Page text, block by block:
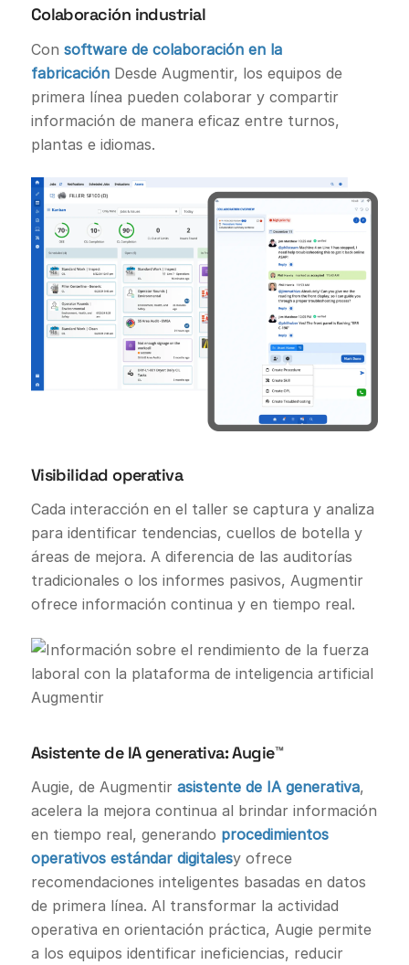
Colaboración industrial
Con software de colaboración en la
fabricaciónDesde Augmentir, los equipos de
primera línea pueden colaborar y compartir
información de manera eficaz entre turnos,
plantas e idiomas.
Visibilidad operativa
Cada interacción en el taller se captura y analiza
para identificar tendencias, cuellos de botella y
áreas de mejora. A diferencia de las auditorías
tradicionales o los informes pasivos, Augmentir
ofrece información continua y en tiempo real.
Asistente de IA generativa: Augie™
Augie, de Augmentir asistente de IA generativa,
acelera la mejora continua al brindar información
en tiempo real, generando procedimientos
operativos estándar digitalesy ofrece
recomendaciones inteligentes basadas en datos
de primera línea. Al transformar la actividad
operativa en orientación práctica, Augie permite
a los equipos identificar ineficiencias, reducir